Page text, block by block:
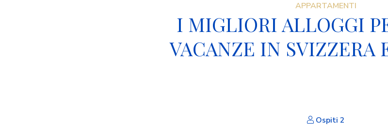
APPARTAMENTI
I MIGLIORI ALLOGGI
VACANZE IN SVIZZERA
Ospiti 2